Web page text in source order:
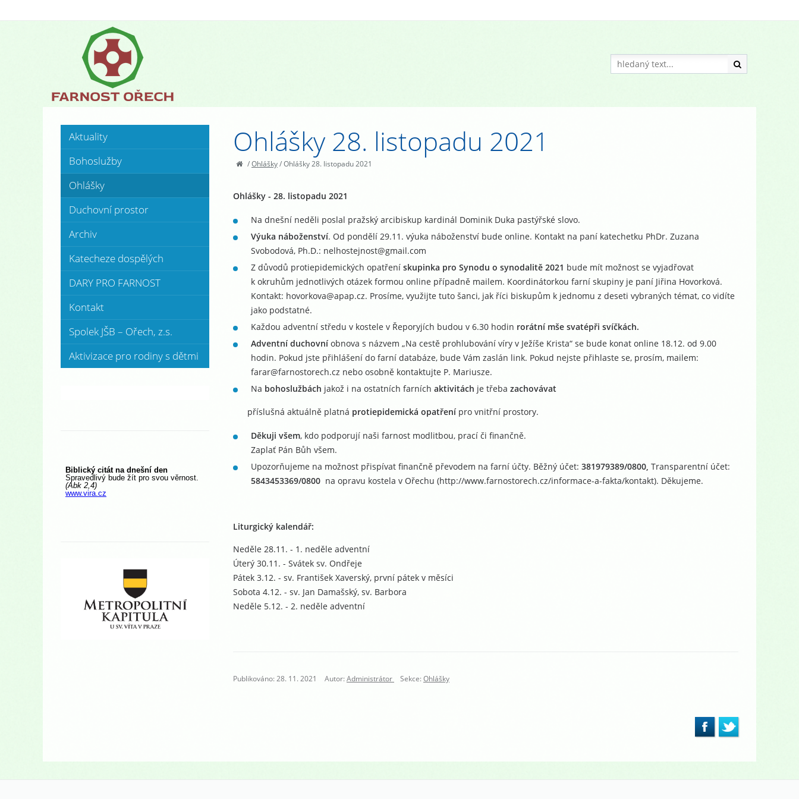
Ohlášky 28. listopadu 2021
/Ohlášky/Ohlášky 28. listopadu 2021
Ohlášky - 28. listopadu 2021
Na dnešní neděli poslal pražský arcibiskup kardinál Dominik Duka pastýřské slovo.
Výuka náboženství. Od pondělí 29.11. výuka náboženství bude online. Kontakt na paní katechetku PhDr. Zuzana
Svobodová, Ph.D.: nelhostejnost@gmail.com
Z důvodů protiepidemických opatření skupinka pro Synodu o synodalitě 2021 bude mít možnost se vyjadřovat
k okruhům jednotlivých otázek formou online případně mailem. Koordinátorkou farní skupiny je paní Jiřina Hovorková.
Kontakt: hovorkova@apap.cz. Prosíme, využijte tuto šanci, jak říci biskupům k jednomu z deseti vybraných témat, co vidíte
jako podstatné.
Každou adventní středu v kostele v Řeporyjích budou v 6.30 hodin rorátní mše svatépři svíčkách.
Adventní duchovníobnova s názvem „Na cestě prohlubování víry v Ježíše Krista“ se bude konat online 18.12. od 9.00
hodin. Pokud jste přihlášení do farní databáze, bude Vám zaslán link. Pokud nejste přihlaste se, prosím, mailem:
farar@farnostorech.cz nebo osobně kontaktujte P. Mariusze.
Na bohoslužbách jakož i na ostatních farních aktivitách je třeba zachovávat
příslušná aktuálně platná protiepidemická opatřenípro vnitřní prostory.
Děkuji všem, kdo podporují naši farnost modlitbou, prací či finančně.
Zaplať Pán Bůh všem.
Upozorňujeme na možnost přispívat finančně převodem na farní účty. Běžný účet: 381979389/0800, Transparentní účet:
5843453369/0800 na opravu kostela v Ořechu (http://www.farnostorech.cz/informace-a-fakta/kontakt). Děkujeme.
Liturgický kalendář:
Neděle 28.11. - 1. neděle adventní
Úterý 30.11. - Svátek sv. Ondřeje
Pátek 3.12. - sv. František Xaverský, první pátek v měsíci
Sobota 4.12. - sv. Jan Damašský, sv. Barbora
Neděle 5.12. - 2. neděle adventní
Publikováno: 28. 11. 2021 Autor:Administrátor Sekce:Ohlášky
Aktuality
Bohoslužby
Ohlášky
Duchovní prostor
Archiv
Katecheze dospělých
DARY PRO FARNOST
Kontakt
Spolek JŠB – Ořech, z.s.
Aktivizace pro rodiny s dětmi